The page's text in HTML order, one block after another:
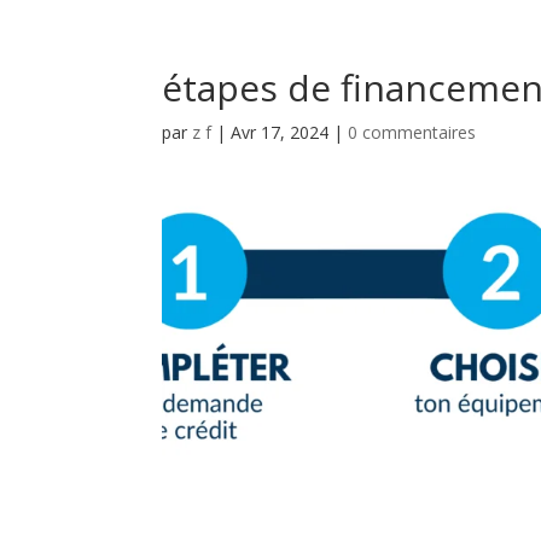
étapes de
par z f|Avr 17, 2024 | 0 commentaires